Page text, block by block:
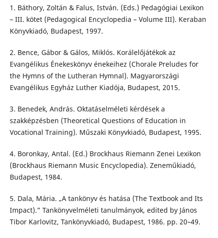
1. Báthory, Zoltán & Falus, István. (Eds.) Pedagógiai Lexikon
– III. kötet (Pedagogical Encyclopedia – Volume III). Keraban
Könyvkiadó, Budapest, 1997.
2. Bence, Gábor & Gálos, Miklós. Korálelőjátékok az
Evangélikus Énekeskönyv énekeihez (Chorale Preludes for
the Hymns of the Lutheran Hymnal). Magyarországi
Evangélikus Egyház Luther Kiadója, Budapest, 2015.
3. Benedek, András. Oktatáselméleti kérdések a
szakképzésben (Theoretical Questions of Education in
Vocational Training). Műszaki Könyvkiadó, Budapest, 1995.
4. Boronkay, Antal. (Ed.) Brockhaus Riemann Zenei Lexikon
(Brockhaus Riemann Music Encyclopedia). Zeneműkiadó,
Budapest, 1984.
5. Dala, Mária. „A tankönyv és hatása (The Textbook and Its
Impact).” Tankönyvelméleti tanulmányok, edited by János
Tibor Karlovitz, Tankönyvkiadó, Budapest, 1986. pp. 20–49.